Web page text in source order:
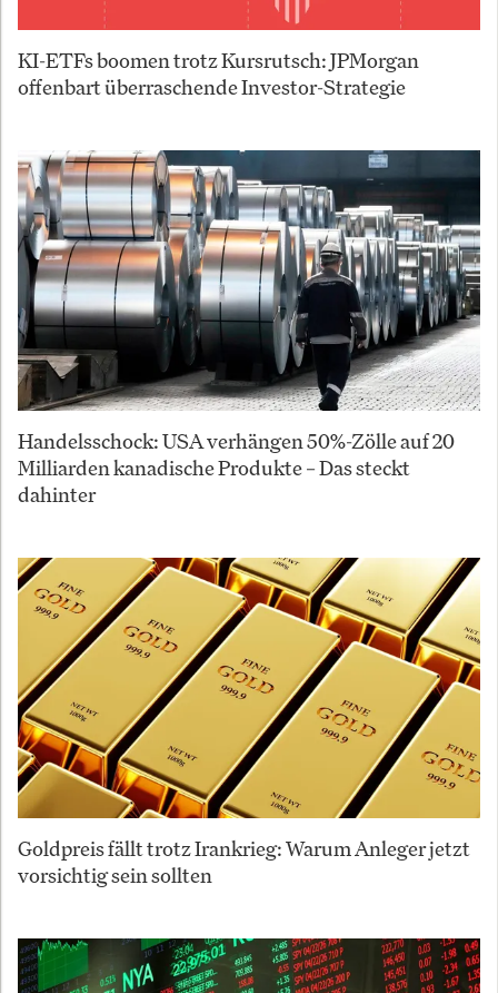
KI-ETFs boomen trotz Kursrutsch: JPMorgan
offenbart überraschende Investor-Strategie
Handelsschock: USA verhängen 50%-Zölle auf 20
Milliarden kanadische Produkte – Das steckt
dahinter
Goldpreis fällt trotz Irankrieg: Warum Anleger jetzt
vorsichtig sein sollten